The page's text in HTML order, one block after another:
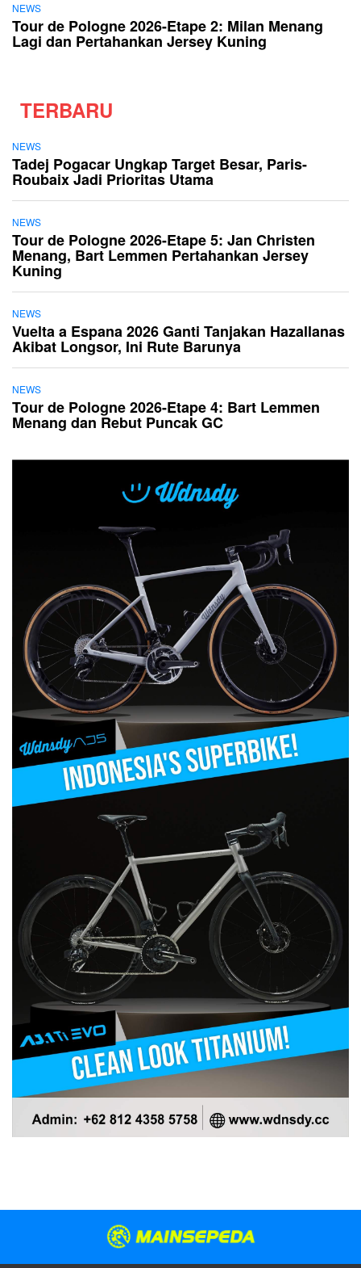
NEWS
Tour de Pologne 2026-Etape 2: Milan Menang
Lagi dan Pertahankan Jersey Kuning
TERBARU
NEWS
Tadej Pogacar Ungkap Target Besar, Paris-
Roubaix Jadi Prioritas Utama
NEWS
Tour de Pologne 2026-Etape 5: Jan Christen
Menang, Bart Lemmen Pertahankan Jersey
Kuning
NEWS
Vuelta a Espana 2026 Ganti Tanjakan Hazallanas
Akibat Longsor, Ini Rute Barunya
NEWS
Tour de Pologne 2026-Etape 4: Bart Lemmen
Menang dan Rebut Puncak GC